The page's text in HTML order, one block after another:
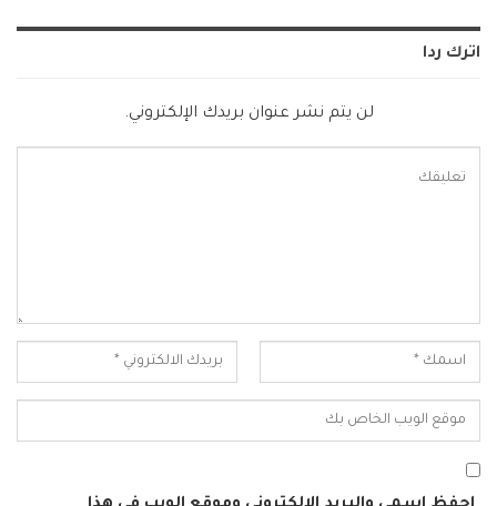
اترك ردا
لن يتم نشر عنوان بريدك الإلكتروني.